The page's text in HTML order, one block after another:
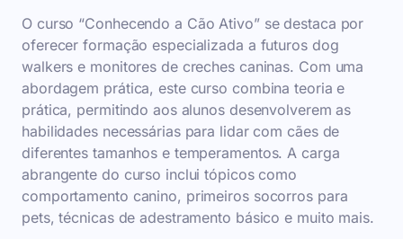
O curso “Conhecendo a Cão Ativo” se destaca por
oferecer formação especializada a futuros dog
walkers e monitores de creches caninas. Com uma
abordagem prática, este curso combina teoria e
prática, permitindo aos alunos desenvolverem as
habilidades necessárias para lidar com cães de
diferentes tamanhos e temperamentos. A carga
abrangente do curso inclui tópicos como
comportamento canino, primeiros socorros para
pets, técnicas de adestramento básico e muito mais.